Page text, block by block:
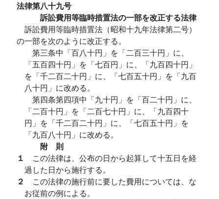
法律第八十九号
訴訟費用等臨時措置法の一部を改正する法律
訴訟費用等臨時措置法（昭和十九年法律第二号）
の一部を次のように改正する。
第三条中「百八十円」を「二百三十円」に、
「五百四十円」を「七百円」に、「九百四十円」
を「千二百二十円」に、「七百五十円」を「九百
八十円」に改める。
第四条第四項中「九十円」を「百二十円」に、
「二百十円」を「二百七十円」に、「九百四十
円」を「千二百二十円」に、「七百五十円」を
「九百八十円」に改める。
附 則
１ この法律は、公布の日から起算して十五日を経
過した日から施行する。
２ この法律の施行前に要した費用については、な
お従前の例による。